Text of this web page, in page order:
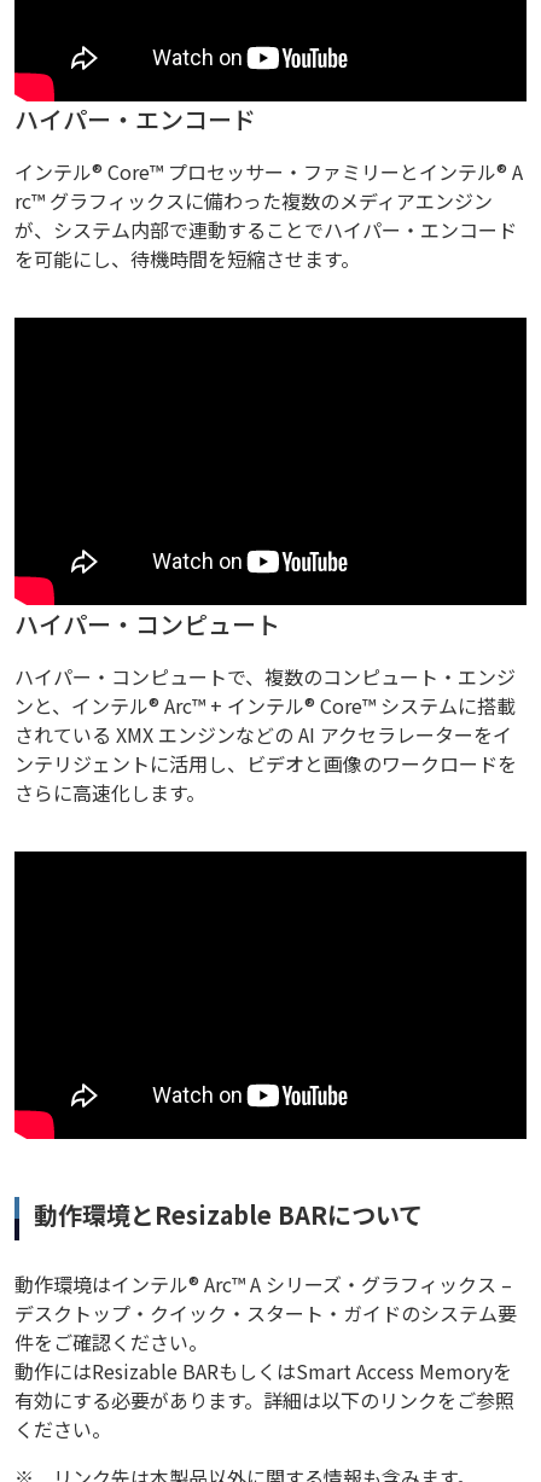
ハイパー・エンコード
インテル® Core™ プロセッサー・ファミリーとインテル® A
rc™ グラフィックスに備わった複数のメディアエンジン
が、システム内部で連動することでハイパー・エンコード
を可能にし、待機時間を短縮させます。
ハイパー・コンピュート
ハイパー・コンピュートで、複数のコンピュート・エンジ
ンと、インテル® Arc™ + インテル® Core™ システムに搭載
されている XMX エンジンなどの AI アクセラレーターをイ
ンテリジェントに活用し、ビデオと画像のワークロードを
さらに高速化します。
動作環境とResizable BARについて
動作環境はインテル® Arc™ A シリーズ・グラフィックス –
デスクトップ・クイック・スタート・ガイドのシステム要
件をご確認ください。
動作にはResizable BARもしくはSmart Access Memoryを
有効にする必要があります。詳細は以下のリンクをご参照
ください。